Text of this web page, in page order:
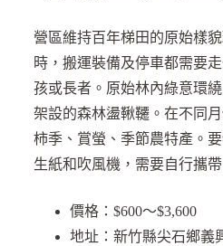
營區維持百年梯田的原始樣
時，搬運裝備及停車都需要
孩或長者。原始林內綠意環
架設的森林盪鞦韆。在不同
柿季、賞螢、季節農特產。
生紙和吹風機，需要自行攜帶
價格：$600～$3,600
地址：新竹縣尖石鄉義